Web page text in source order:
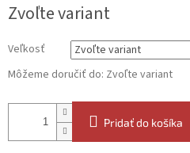
cena:
Zvoľte variant
Veľkosť
Môžeme doručiť do: Zvoľte variant
Pridať do košíka